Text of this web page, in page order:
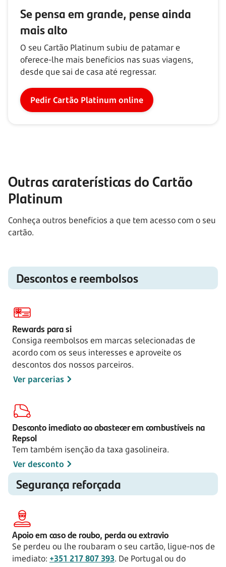
Se pensa em grande, pense ainda
mais alto
O seu Cartão Platinum subiu de patamar e
oferece-lhe mais benefícios nas suas viagens,
desde que sai de casa até regressar.
Pedir Cartão Platinum online
Outras caraterísticas do Cartão
Platinum
Conheça outros benefícios a que tem acesso com o seu
cartão.
Descontos e reembolsos
Rewards para si
Consiga reembolsos em marcas selecionadas de
acordo com os seus interesses e aproveite os
descontos dos nossos parceiros.
Ver parcerias
Desconto imediato ao abastecer em combustíveis na
Repsol
Tem também isenção da taxa gasolineira.
Ver desconto
Segurança reforçada
Apoio em caso de roubo, perda ou extravio
Se perdeu ou lhe roubaram o seu cartão, ligue-nos de
imediato: +351 217 807 393. De Portugal ou do